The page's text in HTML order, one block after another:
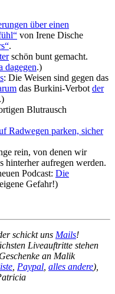
über einen
von Irene Dische
.
schön bunt gemacht.
dagegen.)
: Die Weisen sind gegen das
das Burkini-Verbotder
Blutrausch
Radwegen parken, sicher
rein, von denen wir
hinterher aufregen werden.
Podcast: Die
Gefahr!)
schickt uns Mails!
Liveauftritte stehen
an Malik
, Paypal, alles andere),